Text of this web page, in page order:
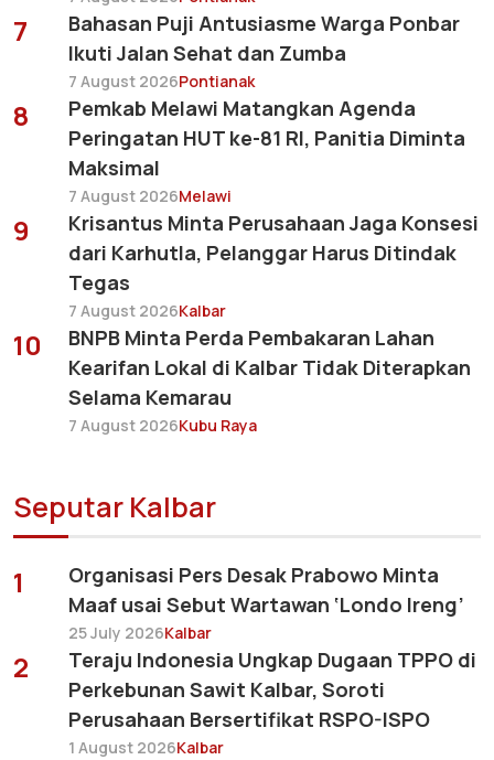
7
Bahasan Puji Antusiasme Warga Ponbar
Ikuti Jalan Sehat dan Zumba
7 August 2026Pontianak
8
Pemkab Melawi Matangkan Agenda
Peringatan HUT ke-81 RI, Panitia Diminta
Maksimal
7 August 2026Melawi
9
Krisantus Minta Perusahaan Jaga Konsesi
dari Karhutla, Pelanggar Harus Ditindak
Tegas
7 August 2026Kalbar
10
BNPB Minta Perda Pembakaran Lahan
Kearifan Lokal di Kalbar Tidak Diterapkan
Selama Kemarau
7 August 2026Kubu Raya
Seputar Kalbar
1
Organisasi Pers Desak Prabowo Minta
Maaf usai Sebut Wartawan ‘Londo Ireng’
25 July 2026Kalbar
2
Teraju Indonesia Ungkap Dugaan TPPO di
Perkebunan Sawit Kalbar, Soroti
Perusahaan Bersertifikat RSPO-ISPO
1 August 2026Kalbar